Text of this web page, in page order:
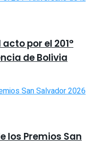
por el 201°
de Bolivia
los Premios San